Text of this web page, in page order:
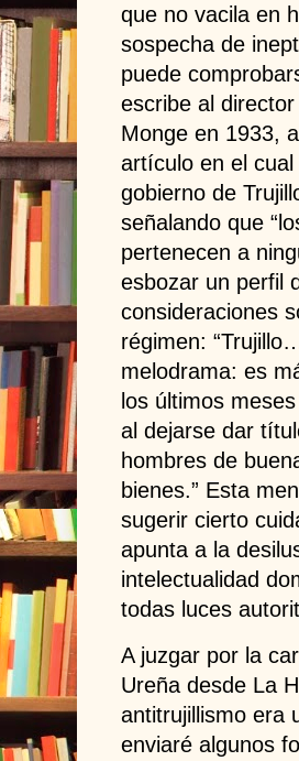
que no vacila en
sospecha de
puede
escribe al
Monge en 1933,
artículo en el
gobierno de
señalando que
pertenecen a
esbozar un perfil
consideraciones
régimen:
melodrama: es
los últimos
al dejarse dar
hombres de
bienes.” Esta
sugerir cierto
apunta a la
intelectualidad
todas luces
A juzgar por la
Ureña desde La
antitrujillismo era
enviaré algunos